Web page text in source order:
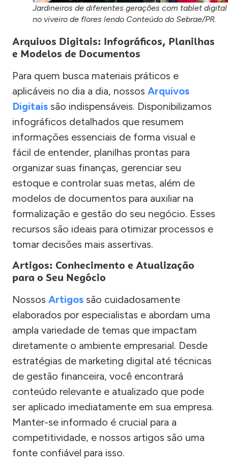
Jardineiros de diferentes gerações com tablet digital
no viveiro de flores lendo Conteúdo do Sebrae/PR.
Arquivos Digitais: Infográficos, Planilhas
e Modelos de Documentos
Para quem busca materiais práticos e
aplicáveis no dia a dia, nossos Arquivos
Digitais são indispensáveis. Disponibilizamos
infográficos detalhados que resumem
informações essenciais de forma visual e
fácil de entender, planilhas prontas para
organizar suas finanças, gerenciar seu
estoque e controlar suas metas, além de
modelos de documentos para auxiliar na
formalização e gestão do seu negócio. Esses
recursos são ideais para otimizar processos e
tomar decisões mais assertivas.
Artigos: Conhecimento e Atualização
para o Seu Negócio
Nossos Artigos são cuidadosamente
elaborados por especialistas e abordam uma
ampla variedade de temas que impactam
diretamente o ambiente empresarial. Desde
estratégias de marketing digital até técnicas
de gestão financeira, você encontrará
conteúdo relevante e atualizado que pode
ser aplicado imediatamente em sua empresa.
Manter-se informado é crucial para a
competitividade, e nossos artigos são uma
fonte confiável para isso.